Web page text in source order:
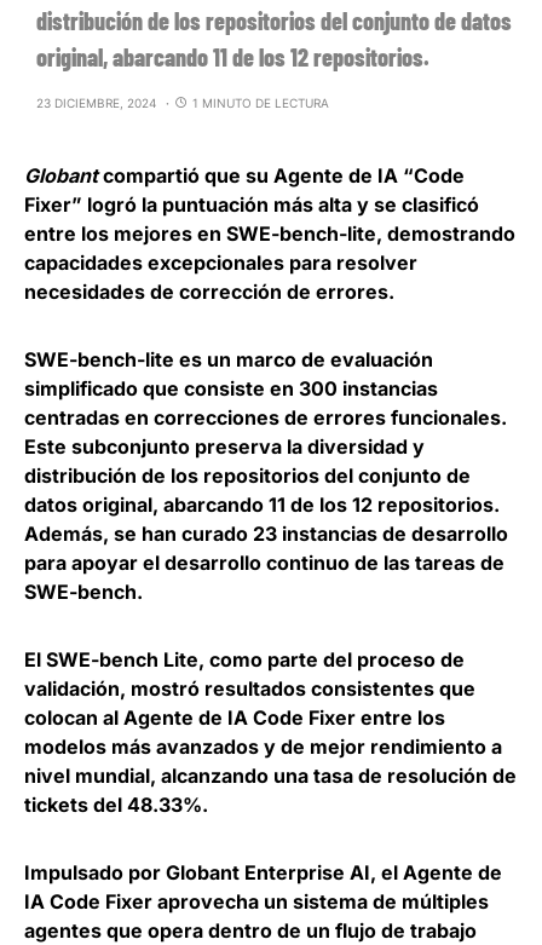
distribución de los repositorios del conjunto de datos
original, abarcando 11 de los 12 repositorios.
23 DICIEMBRE, 2024 1 MINUTO DE LECTURA
Globant compartió que su Agente de IA “Code
Fixer” logró la puntuación más alta y se clasificó
entre los mejores en SWE-bench-lite, demostrando
capacidades excepcionales para resolver
necesidades de corrección de errores.
SWE-bench-lite es un marco de evaluación
simplificado que consiste en 300 instancias
centradas en correcciones de errores funcionales.
Este subconjunto preserva la diversidad y
distribución de los repositorios del conjunto de
datos original, abarcando 11 de los 12 repositorios.
Además, se han curado 23 instancias de desarrollo
para apoyar el desarrollo continuo de las tareas de
SWE-bench.
El SWE-bench Lite, como parte del proceso de
validación, mostró resultados consistentes que
colocan al Agente de IA Code Fixer entre los
modelos más avanzados y de mejor rendimiento a
nivel mundial, alcanzando una tasa de resolución de
tickets del 48.33%.
Impulsado por Globant Enterprise AI, el Agente de
IA Code Fixer aprovecha un sistema de múltiples
agentes que opera dentro de un flujo de trabajo